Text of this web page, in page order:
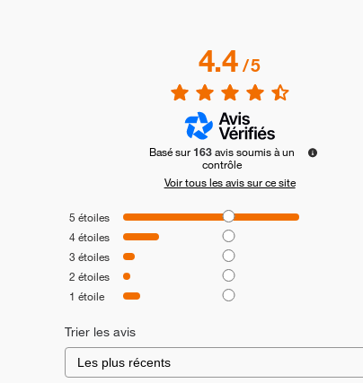
4.4/5
Basé sur 163 avis soumis à un
contrôle
Voir tous les avis sur ce site
5 étoiles
4étoiles
3 étoiles
2 étoiles
1 étoile
Trier les avis